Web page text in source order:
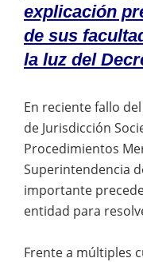
explicación
de sus
la luz del
En reciente fallo
de Jurisdicción
Procedimientos
Superintendencia
importante
entidad para
Frente a múltiples